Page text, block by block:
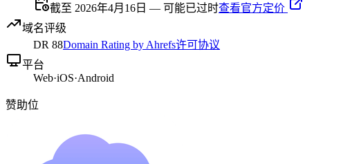
截至 2026年4月16日 — 可能已过时查看官方定价
域名评级
DR 88Domain Rating by Ahrefs许可协议
平台
Web·iOS·Android
赞助位